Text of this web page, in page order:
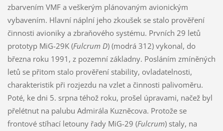
zbarvením VMF a veškerým plánovaným avionickým
vybavením. Hlavní náplní jeho zkoušek se stalo prověření
činnosti avioniky a zbraňového systému. Prvních 29 letů
prototyp MiG-29K (Fulcrum D) (modrá 312) vykonal, do
března roku 1991, z pozemní základny. Posláním zmíněných
letů se přitom stalo prověření stability, ovladatelnosti,
charakteristik při rozjezdu na vzlet a činnosti palivoměru.
Poté, ke dni 5. srpna téhož roku, prošel úpravami, načež byl
přelétnut na palubu Admirála Kuzněcova. Protože se
frontové stíhací letouny řady MiG-29 (Fulcrum) staly, na